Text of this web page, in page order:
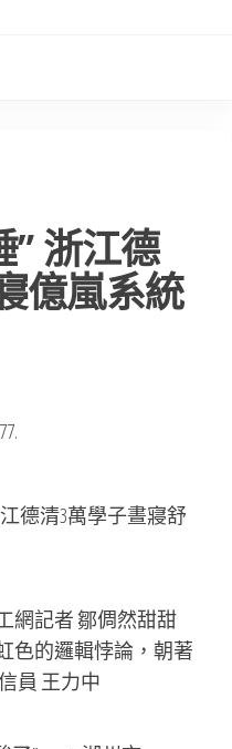
” 浙江德
億嵐系統
德清3萬學子晝寢舒
網記者 鄒倜然甜甜
色的邏輯悖論，朝著
員 王力中